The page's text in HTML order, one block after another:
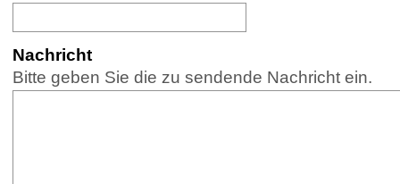
Nachricht
Bitte geben Sie die zu sendende Nachricht ein.